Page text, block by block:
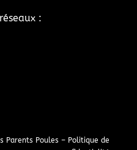
:
Parents Poules – Politique de